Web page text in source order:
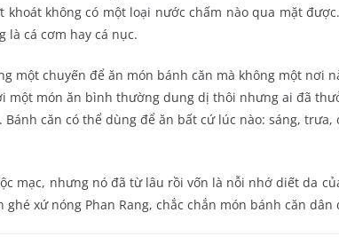
không có một loại nước chấm nào qua mặt
là cá cơm hay cá nục.
một chuyến để ăn món bánh căn mà không một nơi
một món ăn bình thường dung dị thôi nhưng ai đã
Bánh căn có thể dùng để ăn bất cứ lúc nào: sáng, trưa,
mạc, nhưng nó đã từ lâu rồi vốn là nỗi nhớ diết da
ghé xứ nóng Phan Rang, chắc chắn món bánh căn dân